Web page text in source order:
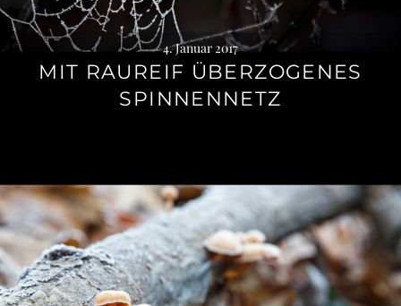
4. Januar 2017
MIT RAUREIF ÜBERZOGENES
SPINNENNETZ